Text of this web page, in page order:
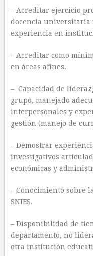
– Acreditar ejercicio
docencia universitaria
experiencia en
– Acreditar como
en áreas afines.
– Capacidad de
grupo, manejado
interpersonales y
gestión​ (manejo de
– Demostrar
investigativos
económicas y
– Conocimiento sobre
SNIES.
– Disponibilidad de
departamento, no
otra institución